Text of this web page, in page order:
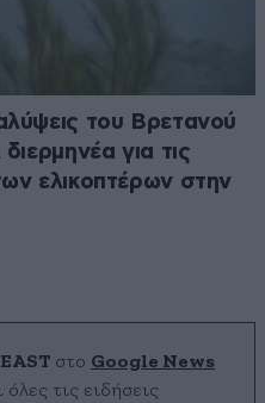
του Βρετανού
για τις
ελικοπτέρων στην
στο Google News
τις ειδήσεις